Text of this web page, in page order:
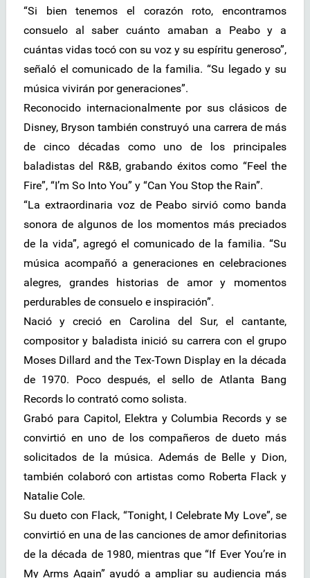
“Si bien tenemos el corazón roto, encontramos
consuelo al saber cuánto amaban a Peabo y a
cuántas vidas tocó con su voz y su espíritu generoso”,
señaló el comunicado de la familia. “Su legado y su
música vivirán por generaciones”.
Reconocido internacionalmente por sus clásicos de
Disney, Bryson también construyó una carrera de más
de cinco décadas como uno de los principales
baladistas del R&B, grabando éxitos como “Feel the
Fire”, “I’m So Into You” y “Can You Stop the Rain”.
“La extraordinaria voz de Peabo sirvió como banda
sonora de algunos de los momentos más preciados
de la vida”, agregó el comunicado de la familia. “Su
música acompañó a generaciones en celebraciones
alegres, grandes historias de amor y momentos
perdurables de consuelo e inspiración”.
Nació y creció en Carolina del Sur, el cantante,
compositor y baladista inició su carrera con el grupo
Moses Dillard and the Tex-Town Display en la década
de 1970. Poco después, el sello de Atlanta Bang
Records lo contrató como solista.
Grabó para Capitol, Elektra y Columbia Records y se
convirtió en uno de los compañeros de dueto más
solicitados de la música. Además de Belle y Dion,
también colaboró con artistas como Roberta Flack y
Natalie Cole.
Su dueto con Flack, “Tonight, I Celebrate My Love”, se
convirtió en una de las canciones de amor definitorias
de la década de 1980, mientras que “If Ever You’re in
My Arms Again” ayudó a ampliar su audiencia más